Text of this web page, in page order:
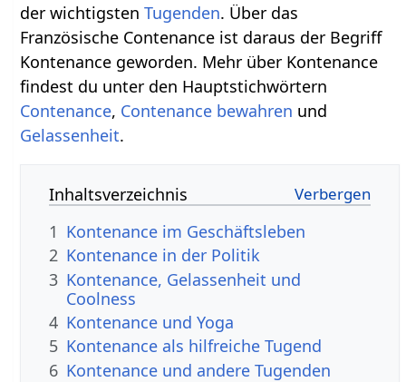
der wichtigstenTugenden. Über das
Französische Contenance ist daraus der Begriff
Kontenance geworden. Mehr über Kontenance
findest du unter den Hauptstichwörtern
Contenance, Contenance bewahren und
Gelassenheit.
Inhaltsverzeichnis
1 Kontenance im Geschäftsleben
2 Kontenance in der Politik
3 Kontenance, Gelassenheit und
Coolness
4 Kontenance und Yoga
5 Kontenance als hilfreiche Tugend
6 Kontenance und andere Tugenden